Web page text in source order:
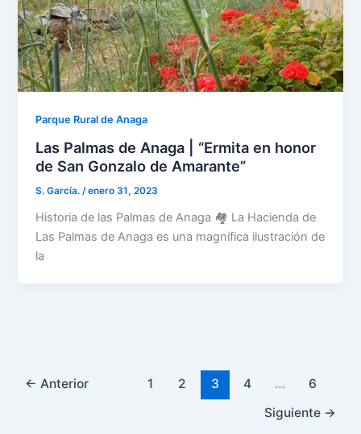
Parque Rural de Anaga
Las Palmas de Anaga | “Ermita en honor
de San Gonzalo de Amarante”
S. García. /enero 31, 2023
Historia de las Palmas de Anaga 🏘️ La Hacienda de
Las Palmas de Anaga es una magnífica ilustración de
la
← Anterior 1 2 3 4 …
6
Siguiente →